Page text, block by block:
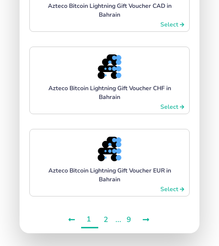
Azteco Bitcoin Lightning Gift Voucher CAD in
Bahrain
Select
Azteco Bitcoin Lightning Gift Voucher CHF in
Bahrain
Select
Azteco Bitcoin Lightning Gift Voucher EUR in
Bahrain
Select
1 2 ... 9